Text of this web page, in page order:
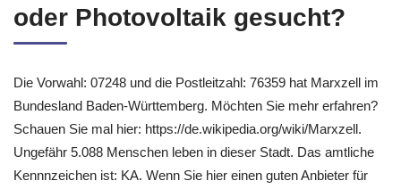
oder Photovoltaik gesucht?
Die Vorwahl: 07248 und die Postleitzahl: 76359 hat Marxzell im
Bundesland Baden-Württemberg. Möchten Sie mehr erfahren?
Schauen Sie mal hier: https://de.wikipedia.org/wiki/Marxzell.
Ungefähr 5.088 Menschen leben in dieser Stadt. Das amtliche
Kennnzeichen ist: KA. Wenn Sie hier einen guten Anbieter für